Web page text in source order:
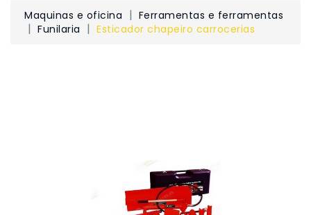
Maquinas e oficina
Ferramentas e ferramentas
Funilaria
Esticador chapeiro carrocerias